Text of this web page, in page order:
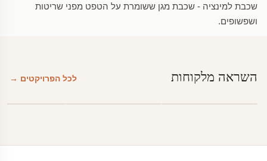
שכבת למינציה - שכבת מגן ששומרת על הטפט מפני שריטות
ושפשופים.
השראה מלקוחות לכל הפרויקטים →